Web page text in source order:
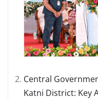
Central
Katni District: Key